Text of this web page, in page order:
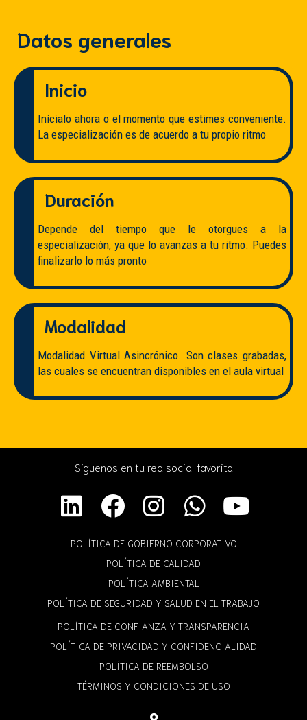
Datos generales
Inicio
Inícialo ahora o el momento que estimes conveniente.
La especialización es de acuerdo a tu propio ritmo
Duración
Depende del tiempo que le otorgues a la
especialización, ya que lo avanzas a tu ritmo. Puedes
finalizarlo lo más pronto
Modalidad
Modalidad Virtual Asincrónico. Son clases grabadas,
las cuales se encuentran disponibles en el aula virtual
Síguenos en tu red social favorita
POLÍTICA DE GOBIERNO CORPORATIVO
POLÍTICA DE CALIDAD
POLÍTICA AMBIENTAL
POLÍTICA DE SEGURIDAD Y SALUD EN EL TRABAJO
POLÍTICA DE CONFIANZA Y TRANSPARENCIA
POLÍTICA DE PRIVACIDAD Y CONFIDENCIALIDAD
POLÍTICA DE REEMBOLSO
TÉRMINOS Y CONDICIONES DE USO